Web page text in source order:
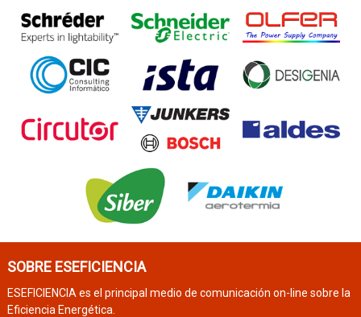
SOBRE ESEFICIENCIA
ESEFICIENCIA es el principal medio de comunicación on-line sobre la
Eficiencia Energética.